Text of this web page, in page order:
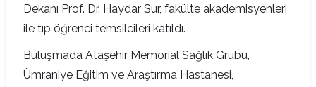
Dekanı Prof. Dr. Haydar Sur, fakülte akademisyenleri
ile tıp öğrenci temsilcileri katıldı.
Buluşmada Ataşehir Memorial Sağlık Grubu,
Ümraniye Eğitim ve Araştırma Hastanesi,